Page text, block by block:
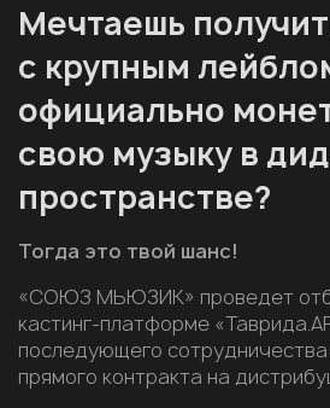
Мечтаешь
с крупным
официально
свою музыку в
пространстве?
Тогда это твой шанс!
«СОЮЗ МЬЮЗИК» проведет
кастинг-платформе
последующего
прямого контракта на